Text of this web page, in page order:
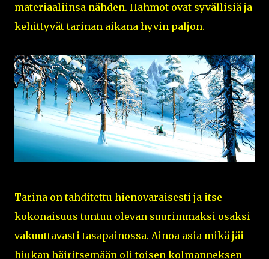
materiaaliinsa nähden. Hahmot ovat syvällisiä ja
kehittyvät tarinan aikana hyvin paljon.
Tarina on tahditettu hienovaraisesti ja itse
kokonaisuus tuntuu olevan suurimmaksi osaksi
vakuuttavasti tasapainossa. Ainoa asia mikä jäi
hiukan häiritsemään oli toisen kolmanneksen